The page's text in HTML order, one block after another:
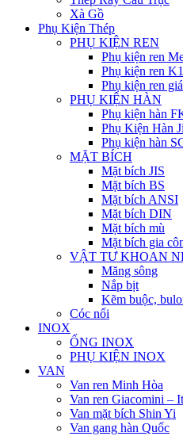
Xà Gồ
Phụ Kiện Thép
PHỤ KIỆN REN
Phụ kiện ren
Phụ kiện ren K1
Phụ kiện ren
PHỤ KIỆN HÀN
Phụ kiện hàn
Phụ Kiện Hàn
Phụ kiện hàn
MẶT BÍCH
Mặt bích JIS
Mặt bích BS
Mặt bích ANSI
Mặt bích DIN
Mặt bích mù
Mặt bích gia
VẬT TƯ KHOAN
Măng sông
Nắp bịt
Kẽm buộc,
Cóc nối
INOX
ỐNG INOX
PHỤ KIỆN INOX
VAN
Van ren Minh Hòa
Van ren Giacomini –
Van mặt bích Shin Yi
Van gang hàn Quốc